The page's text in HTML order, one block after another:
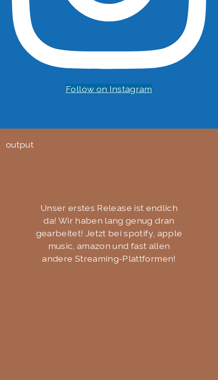
Follow on Instagram
output
Unser erstes Release ist endlich
da! Wir haben lang genug dran
gearbeitet! Jetzt bei spotify, apple
music, amazon und fast allen
andere Streaming-Plattformen!